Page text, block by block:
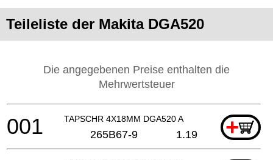
Teileliste der Makita DGA520
Die angegebenen Preise enthalten die
Mehrwertsteuer
TAPSCHR 4X18MM DGA520 A +
001 265B67-9 1.19